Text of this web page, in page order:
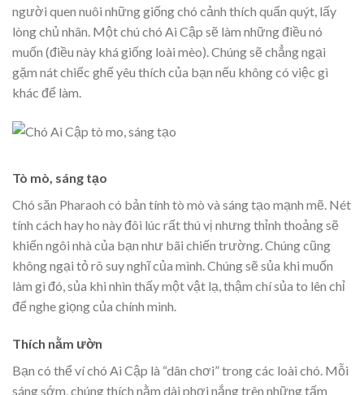
người quen nuôi những giống chó cảnh thích quấn quýt, lấy
lòng chủ nhân. Một chú chó Ai Cập sẽ làm những điều nó
muốn (điều này khá giống loài mèo). Chúng sẽ chẳng ngại
gặm nát chiếc ghế yêu thích của bạn nếu không có việc gì
khác để làm.
Tò mò, sáng tạo
Chó săn Pharaoh có bản tính tò mò và sáng tạo mạnh mẽ. Nét
tính cách hay ho này đôi lúc rất thú vị nhưng thỉnh thoảng sẽ
khiến ngôi nhà của bạn như bãi chiến trường. Chúng cũng
không ngại tỏ rõ suy nghĩ của mình. Chúng sẽ sủa khi muốn
làm gì đó, sủa khi nhìn thấy một vật lạ, thậm chí sủa to lên chỉ
để nghe giọng của chính mình.
Thích nằm ườn
Bạn có thể ví chó Ai Cập là “dân chơi” trong các loài chó. Mỗi
sáng sớm, chúng thích nằm dài phơi nắng trên những tấm